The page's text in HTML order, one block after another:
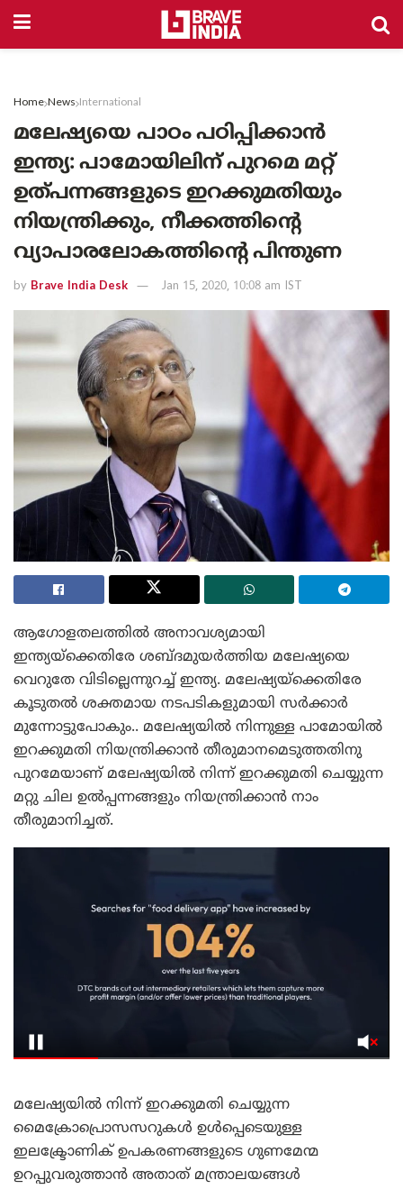
Home News International
മലേഷ്യയെ പാഠം പഠിപ്പിക്കാന്‍
ഇന്ത്യ: പാമോയിലിന് പുറമെ മറ്റ്
ഉത്പന്നങ്ങളുടെ ഇറക്കുമതിയും
നിയന്ത്രിക്കും, നീക്കത്തിന്റെ
വ്യാപാരലോകത്തിന്റെ പിന്തുണ
by Brave India Desk Jan 15, 2020, 10:08 am IST
ആഗോളതലത്തില്‍ അനാവശ്യമായി
ഇന്ത്യയ്‌ക്കെതിരേ ശബ്ദമുയര്‍ത്തിയ മലേഷ്യയെ
വെറുതേ വിടില്ലെന്നുറച്ച് ഇന്ത്യ. മലേഷ്യയ്‌ക്കെതിരേ
കൂടുതല്‍ ശക്തമായ നടപടികളുമായി സര്‍ക്കാര്‍
മുന്നോട്ടുപോകും.. മലേഷ്യയില്‍ നിന്നുള്ള പാമോയില്‍
ഇറക്കുമതി നിയന്ത്രിക്കാന്‍ തീരുമാനമെടുത്തതിനു
പുറമേയാണ് മലേഷ്യയില്‍ നിന്ന് ഇറക്കുമതി ചെയ്യുന്ന
മറ്റു ചില ഉല്‍പ്പന്നങ്ങളും നിയന്ത്രിക്കാന്‍ നാം
തീരുമാനിച്ചത്.
മലേഷ്യയില്‍ നിന്ന് ഇറക്കുമതി ചെയ്യുന്ന
മൈക്രോപ്രൊസസറുകള്‍ ഉള്‍പ്പെടെയുള്ള
ഇലക്ട്രോണിക് ഉപകരണങ്ങളുടെ ഗുണമേന്മ
ഉറപ്പുവരുത്താന്‍ അതാത് മന്ത്രാലയങ്ങള്‍